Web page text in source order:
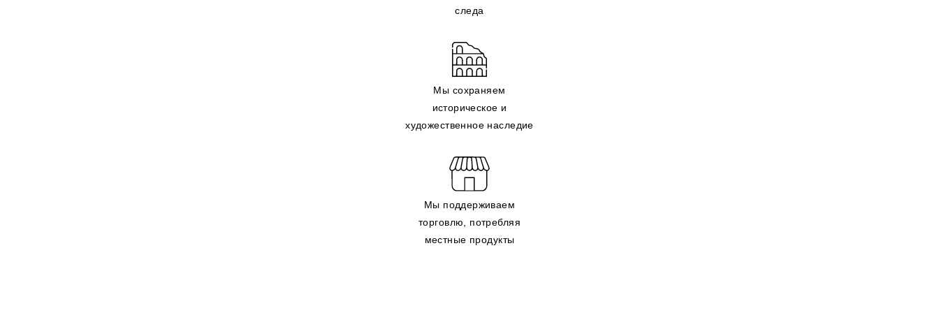
следа
Мы сохраняем
историческое и
художественное наследие
Мы поддерживаем
торговлю, потребляя
местные продукты